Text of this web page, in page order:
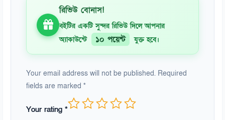
রিভিউ বোনাস!
বইটির একটি সুন্দর রিভিউ দিলে আপনার
অ্যাকাউন্টে
১০ পয়েন্ট যুক্ত হবে।
Your email address will not be published. Required
fields are marked *
Your rating *